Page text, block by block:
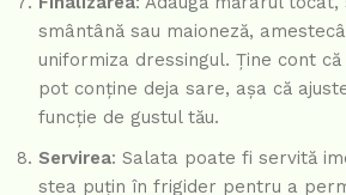
smântână sau maioneză,
uniformiza dressingul. Ține cont
pot conține deja sare, așa că
funcție de gustul tău.
Servirea: Salata poate fi servită
stea puțin în frigider pentru a